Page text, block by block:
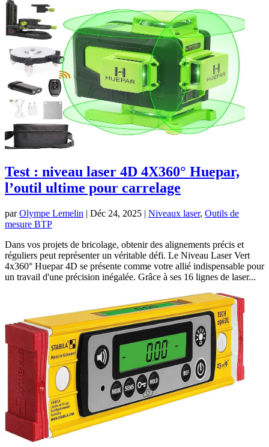
Test : niveau laser 4D 4X360° Huepar,
l’outil ultime pour carrelage
parOlympe Lemelin | Déc 24, 2025 | Niveaux laser, Outils de
mesure BTP
Dans vos projets de bricolage, obtenir des alignements précis et
réguliers peut représenter un véritable défi. Le Niveau Laser Vert
4x360° Huepar 4D se présente comme votre allié indispensable pour
un travail d'une précision inégalée. Grâce à ses 16 lignes de laser...